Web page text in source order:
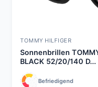
TOMMY HILFIGER
Sonnenbrillen
BLACK 52/20/140 D...
Befriedigend